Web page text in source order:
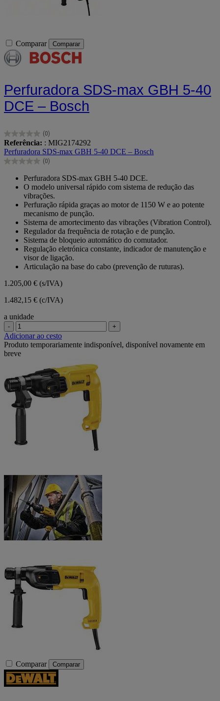
Comparar Comparar
Perfuradora SDS-max GBH 5-40
DCE – Bosch
(0)
0.0
em
5
estrelas.
Referência: : MIG2174292
Perfuradora SDS-max GBH 5-40 DCE – Bosch
(0)
0.0
estrelas.
Perfuradora SDS-max GBH 5-40 DCE.
O modelo universal rápido com sistema de redução das
vibrações.
Perfuração rápida graças ao motor de 1150 W e ao potente
mecanismo de punção.
Sistema de amortecimento das vibrações (Vibration Control).
Regulador da frequência de rotação e de punção.
Sistema de bloqueio automático do comutador.
Regulação eletrónica constante, indicador de manutenção e
visor de ligação.
Articulação na base do cabo (prevenção de ruturas).
1.205,00 € (s/IVA)
1.482,15 € (c/IVA)
a unidade
- +
Adicionar ao cesto
Produto temporariamente indisponível, disponível novamente em
breve
Comparar Comparar